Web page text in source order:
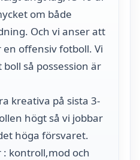
om både
Och vi anser att
offensiv fotboll. Vi
så possession är
kreativa på sista 3-
högt så vi jobbar
höga försvaret.
kontroll,mod och